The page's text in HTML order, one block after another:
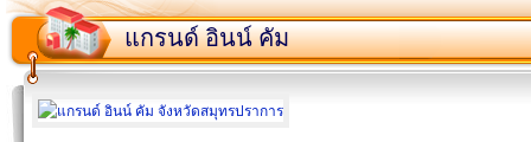
แกรนด์ อินน์ คัม